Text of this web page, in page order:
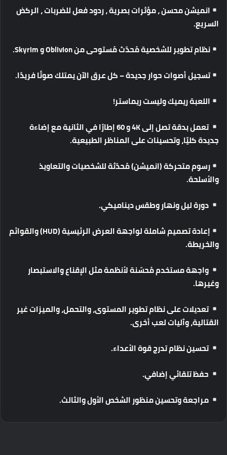
انميشنمحسن،مؤثراتبصرية،ردودفعلللضربات،الركض
السريع.
نظامتطويرللشخصيةمُحدّثمُستوحىمنOblivion و
تسجيلأصواتحوارجديدة–كلعرقالآنيمتلكصوتًافريدًا.
اللعبةريميكوليستريماستر!
تعملبدقةتصلإلى4K و60 إطارًافيالثانيةمعإضاءة
جديدةكليًا،وتحسيناتعلىالمناظرالطبيعية.
رسوممتحركة(انميشن)مُحدّثةللشخصياتوالتعاويذ
والأسلحة.
دورةليلونهاروطقسديناميكي.
إعادةتصميمشاملةلواجهةالعرضالرئيسية(HUD)
والقوائم
والخريطة.
واجهةمستخدممُحسّنةلأنظمةمثلالإقناعوالاستبصار
وغيرها.
تعديلاتعلىنظامتطويرالمستوى،والتحمل،والميزاتغير
القتالية،وآلياتلعبأخرى.
تحسيننظامتدرجقوةالأعداء.
حفظتلقائيإضافي.
مراجعةوتحسينمنظورالشخصالأولوالثالث.